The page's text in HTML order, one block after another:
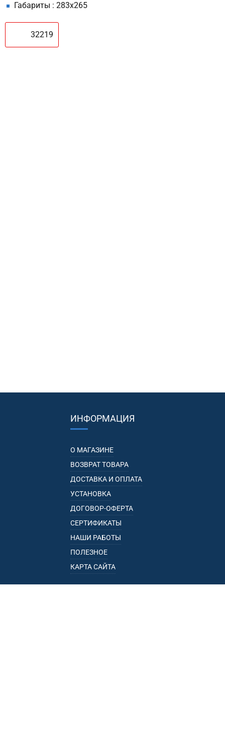
Габариты : 283х265
32219
ИНФОРМАЦИЯ
О МАГАЗИНЕ
ВОЗВРАТ ТОВАРА
ДОСТАВКА И ОПЛАТА
УСТАНОВКА
ДОГОВОР-ОФЕРТА
СЕРТИФИКАТЫ
НАШИ РАБОТЫ
ПОЛЕЗНОЕ
КАРТА САЙТА